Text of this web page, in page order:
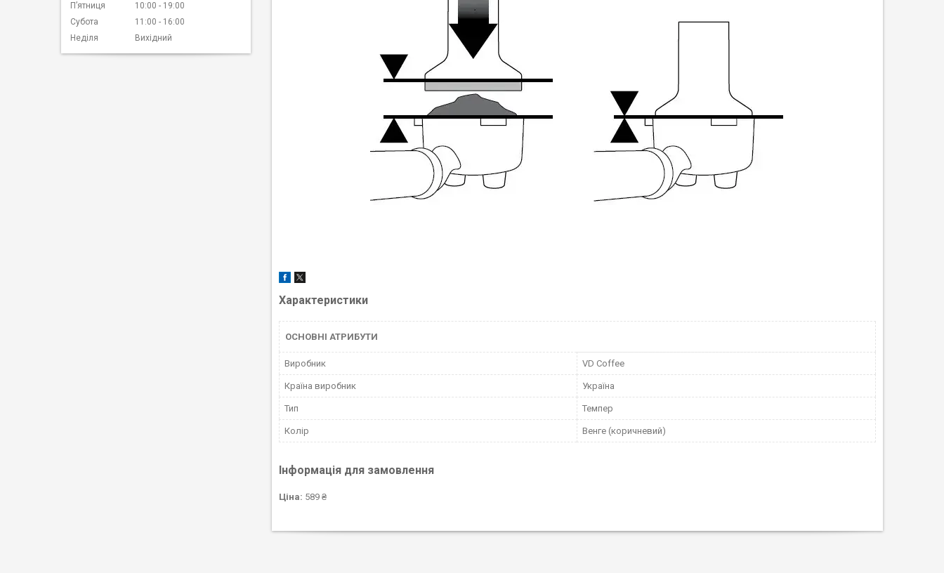
Характеристики
ОСНОВНІ АТРИБУТИ
Виробник VD Coffee
Країна виробник Україна
Тип Темпер
Колір Венге (коричневий)
Інформація для замовлення
Ціна: 589 ₴
Пʼятниця
10:00
19:00
Субота
11:00
16:00
Неділя
Вихідний